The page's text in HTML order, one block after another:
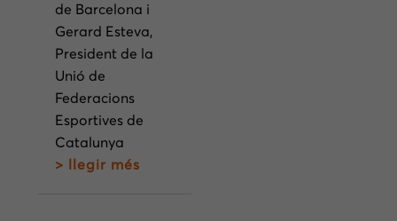
de Barcelona i
Gerard Esteva,
President de la
Unió de
Federacions
Esportives de
Catalunya
> llegir més